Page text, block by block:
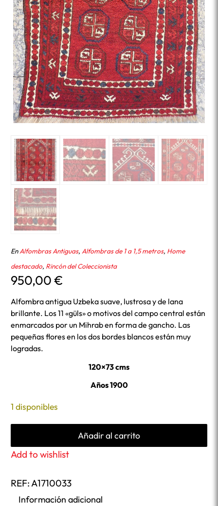
EnAlfombras Antiguas, Alfombras de 1 a 1,5 metros, Home
destacado, Rincón del Coleccionista
950,00€
Alfombra antigua Uzbeka suave, lustrosa y de lana
brillante. Los 11 «güls» o motivos del campo central están
enmarcados por un Mihrab en forma de gancho. Las
pequeñas flores en los dos bordes blancos están muy
logradas.
120×73 cms
Años 1900
1 disponibles
Añadir al carrito
Add to wishlist
REF:A1710033
Información adicional